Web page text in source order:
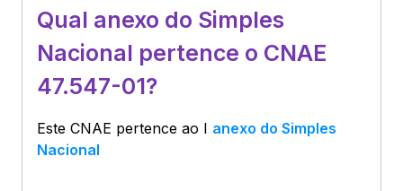
Qual anexo do Simples
Nacional pertence o CNAE
47.547-01?
Este CNAE pertence ao I anexo do Simples
Nacional